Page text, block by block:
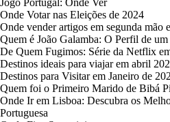
Onde Votar nas Eleições de 2024
Onde vender artigos em segunda mão
Quem é João Galamba: O Perfil de
De Quem Fugimos: Série da Netflix
Destinos ideais para viajar em abril
Destinos para Visitar em Janeiro de
Quem foi o Primeiro Marido de Bibá
Onde Ir em Lisboa: Descubra os
Portuguesa